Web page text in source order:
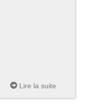
Lire la suite